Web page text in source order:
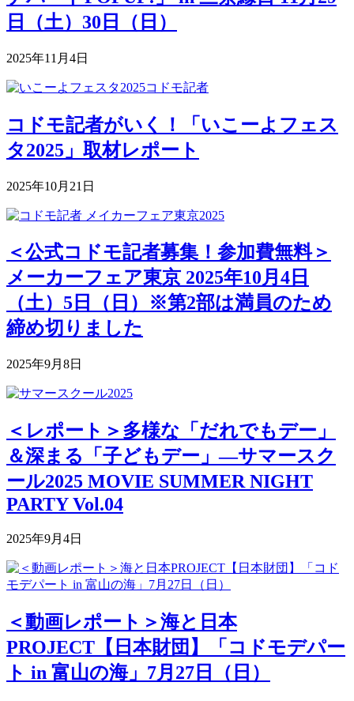
日（土）30日（日）
2025年11月4日
コドモ記者がいく！「いこーよフェス
タ2025」取材レポート
2025年10月21日
＜公式コドモ記者募集！参加費無料＞
メーカーフェア東京 2025年10月4日
（土）5日（日）※第2部は満員のため
締め切りました
2025年9月8日
＜レポート＞多様な「だれでもデー」
＆深まる「子どもデー」―サマースク
ール2025 MOVIE SUMMER NIGHT
PARTY Vol.04
2025年9月4日
＜動画レポート＞海と日本
PROJECT【日本財団】「コドモデパー
ト in 富山の海」7月27日（日）